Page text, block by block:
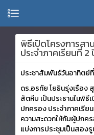
พิธีเปิดโครงการส
ประจำภาคเรียนที่
ประชาสัมพันธ์วันอาทิตย์
ดร.อรทัย โยธินรุ่งเรือง
สัตหีบ เป็นประธานในพิ
ปกครอง ประจำภาคเรีย
ความสะดวกให้กับผู้ปกค
แบ่งการประชุมเป็นสอง